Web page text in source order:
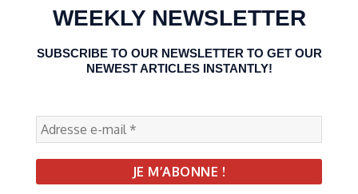
WEEKLY NEWSLETTER
SUBSCRIBE TO OUR NEWSLETTER TO GET OUR
NEWEST ARTICLES INSTANTLY!